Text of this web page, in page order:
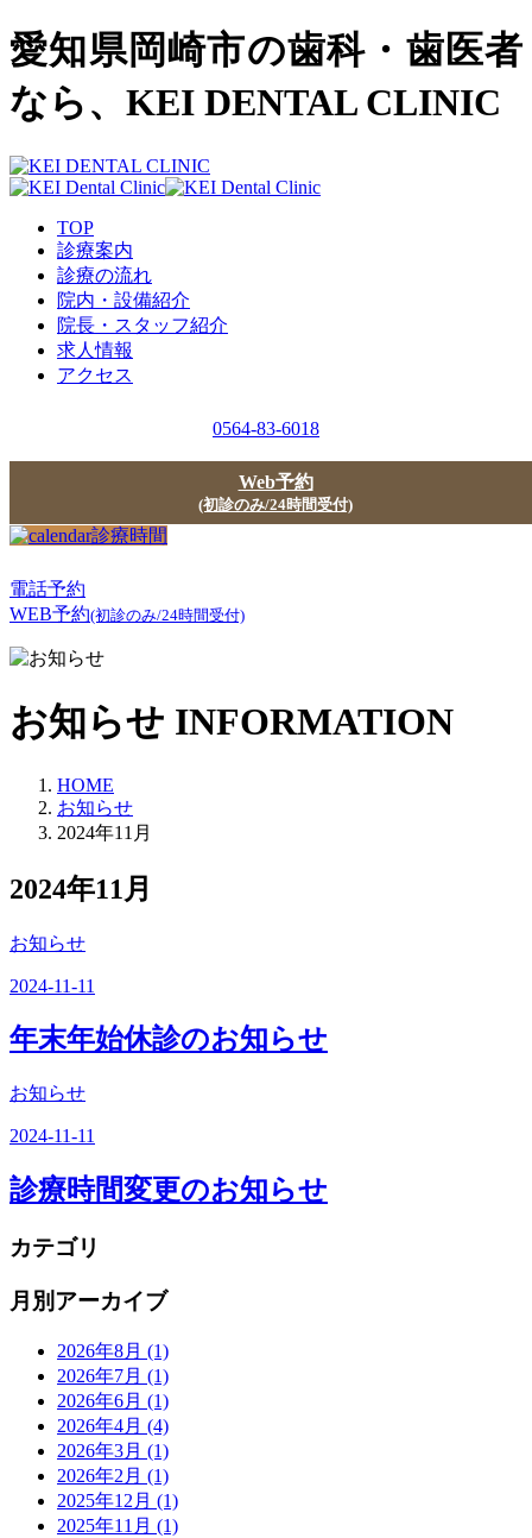
愛知県岡崎市の歯科・歯医者
なら、KEI DENTAL CLINIC
TOP
診療案内
診療の流れ
院内・設備紹介
院長・スタッフ紹介
求人情報
アクセス
0564-83-6018
Web予約
(初診のみ/24時間受付)
診療時間
電話予約
WEB予約(初診のみ/24時間受付)
お知らせ INFORMATION
HOME
お知らせ
2024年11月
2024年11月
お知らせ
2024-11-11
年末年始休診のお知らせ
お知らせ
2024-11-11
診療時間変更のお知らせ
カテゴリ
月別アーカイブ
2026年8月 (1)
2026年7月 (1)
2026年6月 (1)
2026年4月 (4)
2026年3月 (1)
2026年2月 (1)
2025年12月 (1)
2025年11月 (1)